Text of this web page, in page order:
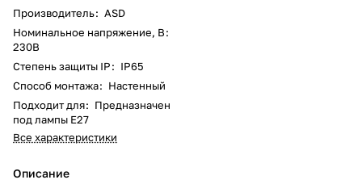
Производитель: ASD
Номинальное напряжение, В:
230В
Степень защиты IP: IP65
Способ монтажа: Настенный
Подходит для: Предназначен
под лампы E27
Все характеристики
Описание